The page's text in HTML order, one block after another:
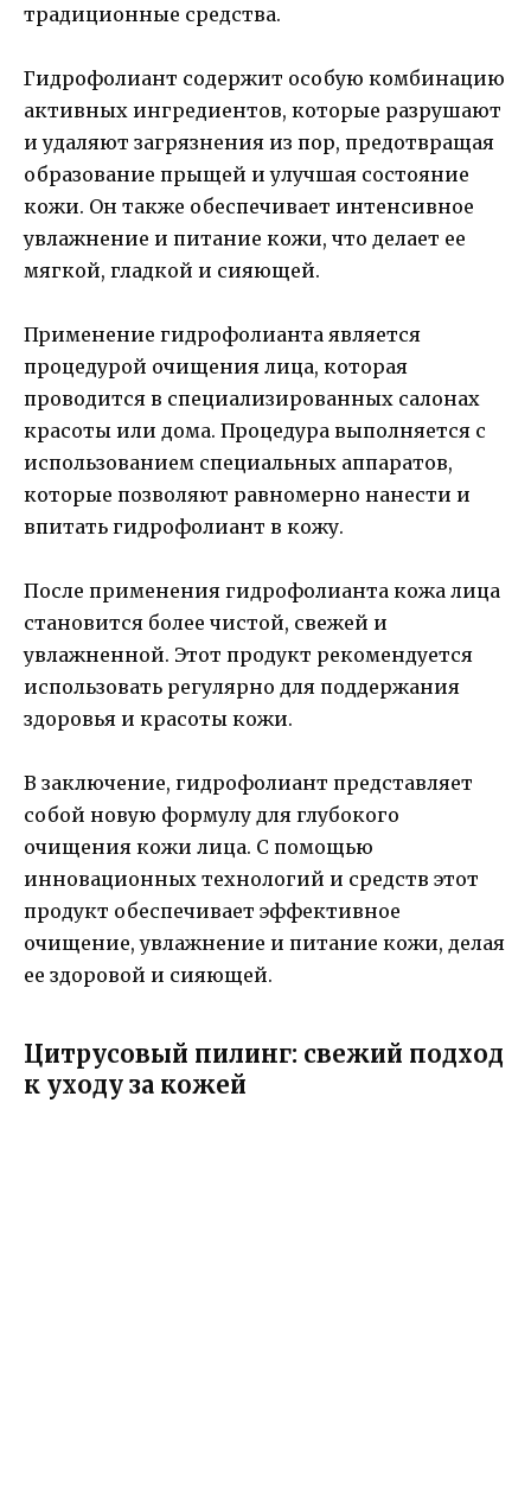
традиционные средства.
Гидрофолиант содержит особую комбинацию
активных ингредиентов, которые разрушают
и удаляют загрязнения из пор, предотвращая
образование прыщей и улучшая состояние
кожи. Он также обеспечивает интенсивное
увлажнение и питание кожи, что делает ее
мягкой, гладкой и сияющей.
Применение гидрофолианта является
процедурой очищения лица, которая
проводится в специализированных салонах
красоты или дома. Процедура выполняется с
использованием специальных аппаратов,
которые позволяют равномерно нанести и
впитать гидрофолиант в кожу.
После применения гидрофолианта кожа лица
становится более чистой, свежей и
увлажненной. Этот продукт рекомендуется
использовать регулярно для поддержания
здоровья и красоты кожи.
В заключение, гидрофолиант представляет
собой новую формулу для глубокого
очищения кожи лица. С помощью
инновационных технологий и средств этот
продукт обеспечивает эффективное
очищение, увлажнение и питание кожи, делая
ее здоровой и сияющей.
Цитрусовый пилинг: свежий подход
к уходу за кожей